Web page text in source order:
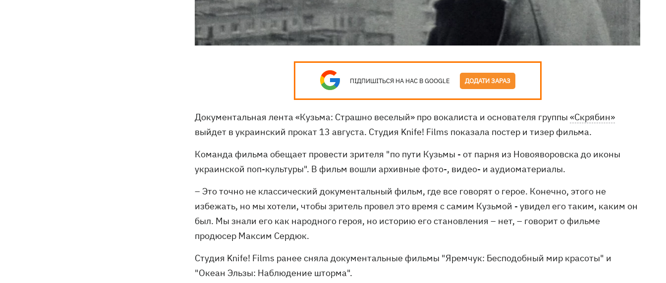
ПІДПИШІТЬСЯ НА НАС В GOOGLE ДОДАТИ ЗАРАЗ
Документальная лента «Кузьма: Страшно веселый» про вокалиста и основателя группы «Скрябин»
выйдет в украинский прокат 13 августа. Студия Knife! Films показала постер и тизер фильма.
Команда фильма обещает провести зрителя "по пути Кузьмы - от парня из Новояворовска до иконы
украинской поп-культуры". В фильм вошли архивные фото-, видео- и аудиоматериалы.
– Это точно не классический документальный фильм, где все говорят о герое. Конечно, этого не
избежать, но мы хотели, чтобы зритель провел это время с самим Кузьмой - увидел его таким, каким он
был. Мы знали его как народного героя, но историю его становления – нет, – говорит о фильме
продюсер Максим Сердюк.
Студия Knife! Films ранее сняла документальные фильмы "Яремчук: Бесподобный мир красоты" и
"Океан Эльзы: Наблюдение шторма".